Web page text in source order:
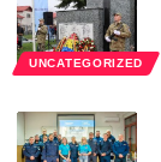
UNCATEGORIZED